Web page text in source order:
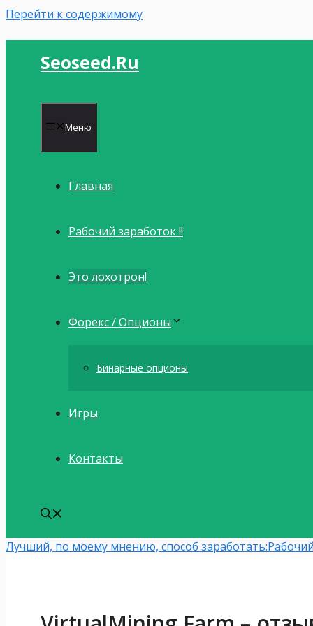
Перейти к содержимому
Seoseed.ru
Меню
Главная
Рабочий заработок !!
Это лохотрон!
Форекс / Опционы
Бинарные опционы
Игры
Контакты
Лучший, по моему мнению, способ заработать: